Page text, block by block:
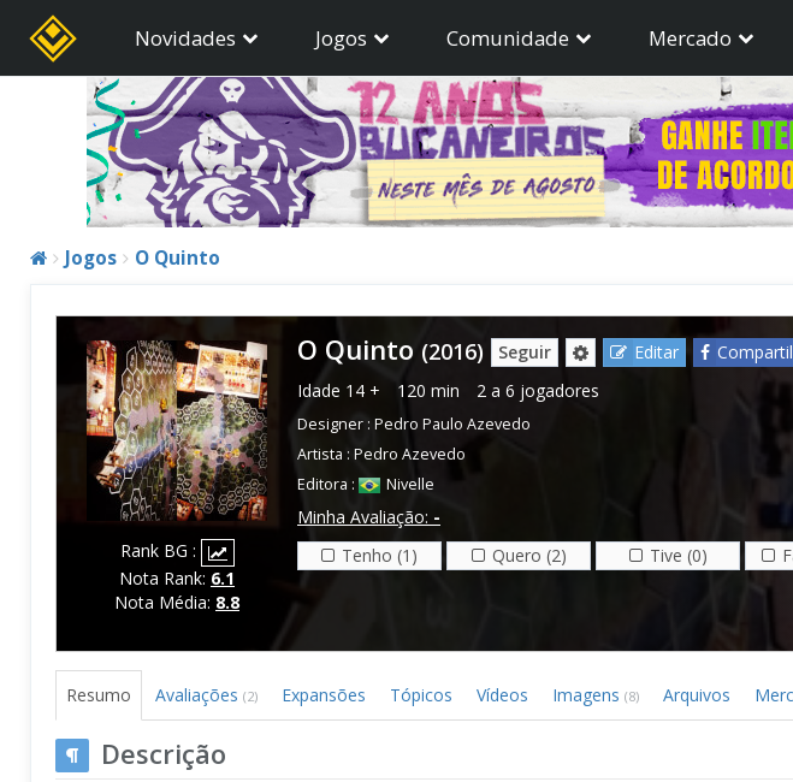
Novidades Jogos Comunidade Mercado
Jogos O Quinto
Rank BG :
Nota Rank: 6.1
Nota Média: 8.8
O Quinto (2016) Seguir Editar
Idade 14 + 120 min 2 a 6 jogadores
Designer : Pedro Paulo Azevedo
Artista : Pedro Azevedo
Editora :
Nivelle
Minha Avaliação: -
Tenho (1)
Quero (2) Tive (0)
Resumo Avaliações (2) Expansões Tópicos Vídeos Imagens (8) Arquivos
Descrição